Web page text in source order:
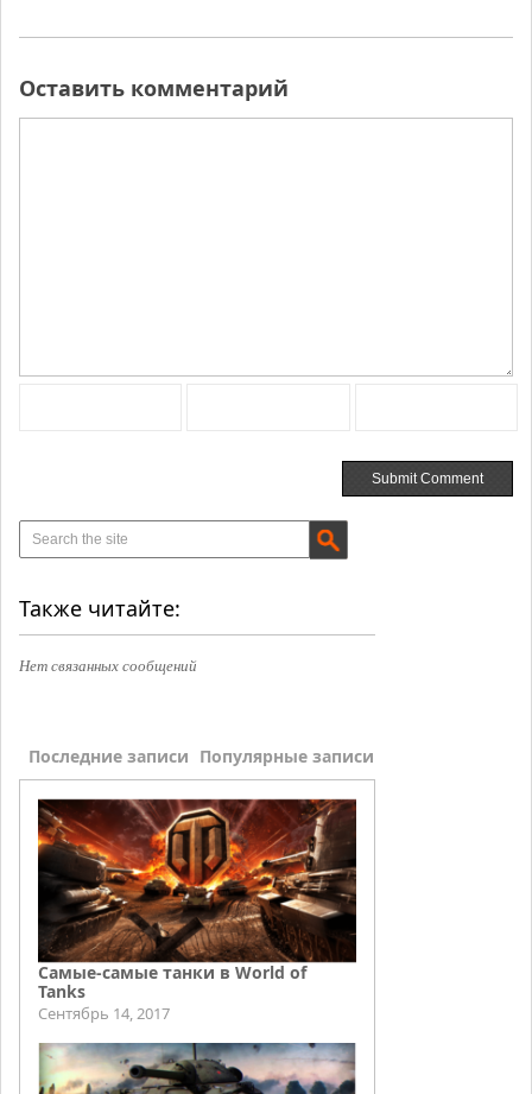
Оставить комментарий
Также читайте:
Нет связанных сообщений
Последние записи Популярные записи
Самые-самые танки в World of
Tanks
Сентябрь 14, 2017